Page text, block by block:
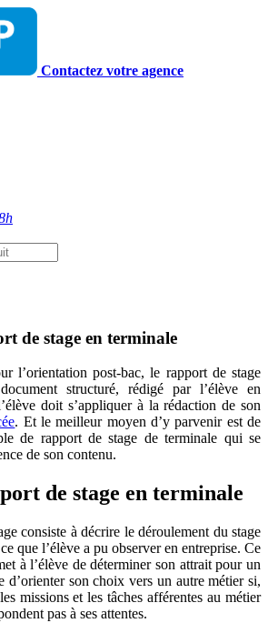
Contactez votre agence
de stage en terminale
l’orientation post-bac, le rapport de stage
structuré, rédigé par l’élève en
doit s’appliquer à la rédaction de son
. Et le meilleur moyen d’y parvenir est de
de rapport de stage de terminale qui se
de son contenu.
de stage en terminale
consiste à décrire le déroulement du stage
que l’élève a pu observer en entreprise. Ce
à l’élève de déterminer son attrait pour un
d’orienter son choix vers un autre métier si,
missions et les tâches afférentes au métier
pas à ses attentes.